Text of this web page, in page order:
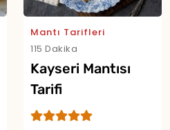
Mantı Tarifleri
115 Dakika
Kayseri Mantısı
Tarifi